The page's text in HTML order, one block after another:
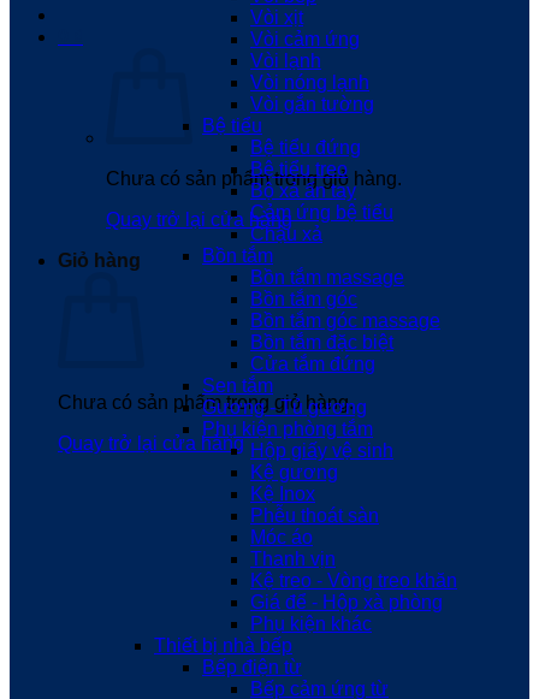
Chưa có sản phẩm trong giỏ hàng.
Quay trở lại cửa hàng
Giỏ hàng
Chưa có sản phẩm trong giỏ hàng.
Quay trở lại cửa hàng
Vòi xịt
Vòi cảm ứng
Vòi lạnh
Vòi nóng lạnh
Vòi gắn tường
Bệ tiểu
Bệ tiểu đứng
Bệ tiểu treo
Bộ xả ấn tay
Cảm ứng bệ tiểu
Chậu xả
Bồn tắm
Bồn tắm massage
Bồn tắm góc
Bồn tắm góc massage
Bồn tắm đặc biệt
Cửa tắm đứng
Sen tắm
Gương - Tủ gương
Phụ kiện phòng tắm
Hộp giấy vệ sinh
Kệ gương
Kệ Inox
Phễu thoát sàn
Móc áo
Thanh vịn
Kệ treo - Vòng treo khăn
Giá để - Hộp xà phòng
Phụ kiện khác
Thiết bị nhà bếp
Bếp điện từ
Bếp cảm ứng từ